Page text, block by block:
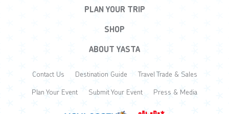
PLAN YOUR TRIP
SHOP
ABOUT YASTA
Contact Us Destination Guide
Travel Trade & Sales
Plan Your Event
Submit Your Event Press & Media